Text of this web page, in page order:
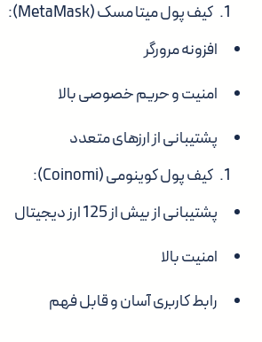
کیف پول میتا مسک (MetaMask):
افزونه مرورگر
امنیت و حریم خصوصی بالا
پشتیبانی از ارزهای متعدد
کیف پول کوینومی (Coinomi):
پشتیبانی از بیش از 125 ارز دیجیتال
امنیت بالا
رابط کاربری آسان و قابل فهم